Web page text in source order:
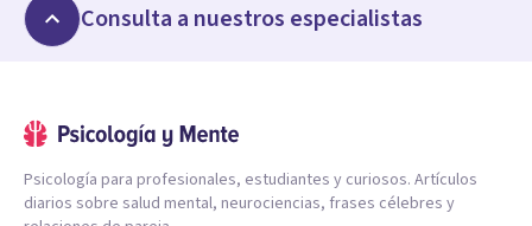
Consulta a nuestros especialistas
Psicología para profesionales, estudiantes y curiosos. Artículos
diarios sobre salud mental, neurociencias, frases célebres y